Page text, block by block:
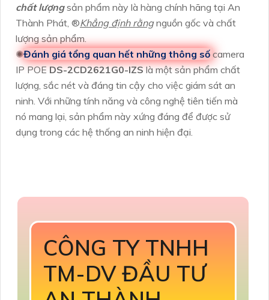
chất lượngsản phẩm này là hàng chính hãng tại An
Thành Phát, ®️Khẳng định rằngnguồn gốc và chất
lượng sản phẩm.
✺Đánh giá tổng quan hết những thông số camera
IP POEDS-2CD2621G0-IZSlà một sản phẩm chất
lượng, sắc nét và đáng tin cậy cho việc giám sát an
ninh. Với những tính năng và công nghệ tiên tiến mà
nó mang lại, sản phẩm này xứng đáng để được sử
dụng trong các hệ thống an ninh hiện đại.
CÔNG TY TNHH
TM-DV ĐẦU TƯ